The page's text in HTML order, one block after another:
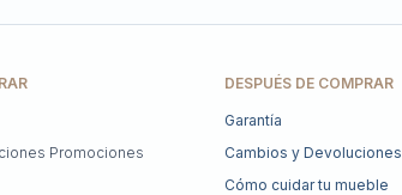
DESPUÉS DE COMPRAR
Garantía
Cambios y Devoluciones
Cómo cuidar tu mueble
Promociones